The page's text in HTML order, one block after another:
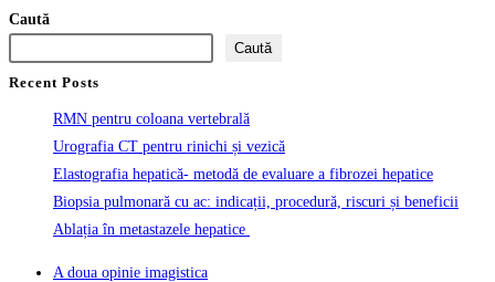
Caută
Caută
Recent Posts
RMN pentru coloana vertebrală
Urografia CT pentru rinichi și vezică
Elastografia hepatică- metodă de evaluare a fibrozei hepatice
Biopsia pulmonară cu ac: indicații, procedură, riscuri și beneficii
Ablația în metastazele hepatice
A doua opinie imagistica